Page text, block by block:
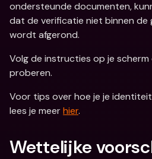
ondersteunde documenten,
dat de verificatie niet binnen de
wordt afgerond.
Volg de instructies op je
proberen.
Voor tips over hoe je je
lees je meer hier.
Wettelijke